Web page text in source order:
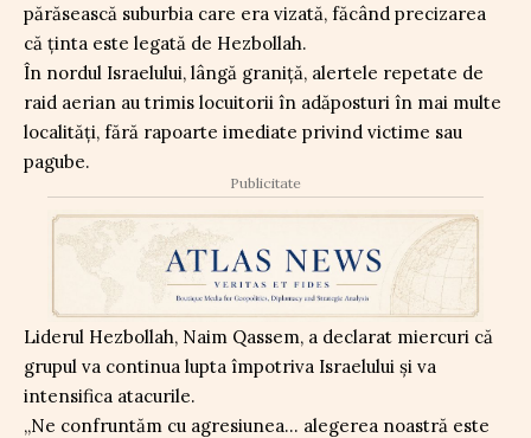
părăsească suburbia care era vizată, făcând precizarea
că ținta este legată de Hezbollah.
În nordul Israelului, lângă graniță, alertele repetate de
raid aerian au trimis locuitorii în adăposturi în mai multe
localități, fără rapoarte imediate privind victime sau
pagube.
Publicitate
Liderul Hezbollah, Naim Qassem, a declarat miercuri că
grupul va continua lupta împotriva Israelului și va
intensifica atacurile.
„Ne confruntăm cu agresiunea… alegerea noastră este